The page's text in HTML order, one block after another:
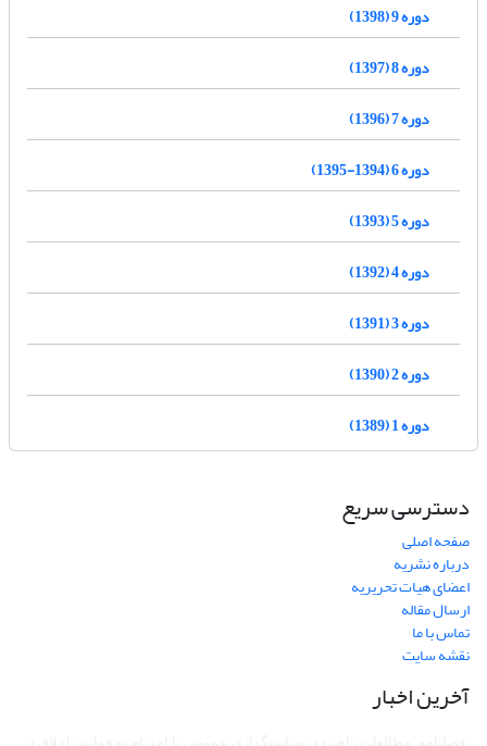
دوره 9 (1398)
دوره 8 (1397)
دوره 7 (1396)
دوره 6 (1394-1395)
دوره 5 (1393)
دوره 4 (1392)
دوره 3 (1391)
دوره 2 (1390)
دوره 1 (1389)
دسترسی سریع
صفحه اصلی
درباره نشریه
اعضای هیات تحریریه
ارسال مقاله
تماس با ما
نقشه سایت
آخرین اخبار